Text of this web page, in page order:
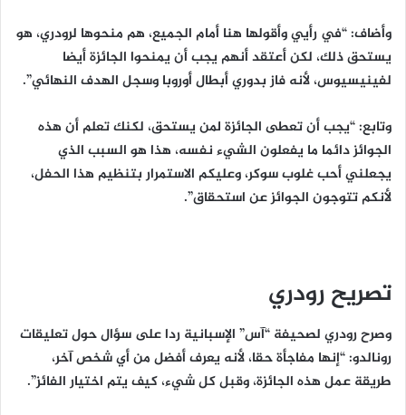
وأضاف: “في رأيي وأقولها هنا أمام الجميع، هم منحوها لرودري، هو
يستحق ذلك، لكن أعتقد أنهم يجب أن يمنحوا الجائزة أيضا
لفينيسيوس، لأنه فاز بدوري أبطال أوروبا وسجل الهدف النهائي”.
وتابع: “يجب أن تعطى الجائزة لمن يستحق، لكنك تعلم أن هذه
الجوائز دائما ما يفعلون الشيء نفسه، هذا هو السبب الذي
يجعلني أحب غلوب سوكر، وعليكم الاستمرار بتنظيم هذا الحفل،
لأنكم تتوجون الجوائز عن استحقاق”.
تصريح رودري
وصرح رودري لصحيفة “آس” الإسبانية ردا على سؤال حول تعليقات
رونالدو: “إنها مفاجأة حقا، لأنه يعرف أفضل من أي شخص آخر،
طريقة عمل هذه الجائزة، وقبل كل شيء، كيف يتم اختيار الفائز”.